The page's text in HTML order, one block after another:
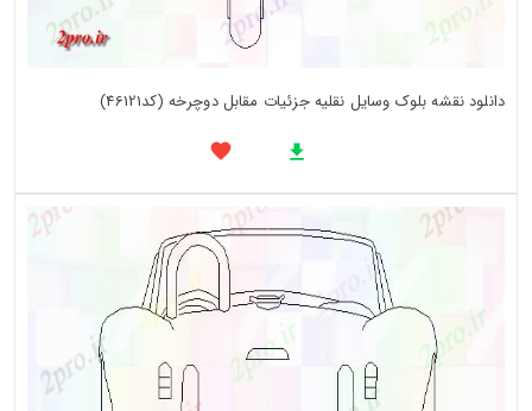
دانلود نقشه بلوک وسایل نقلیه جزئیات مقابل دوچرخه (کد46121)